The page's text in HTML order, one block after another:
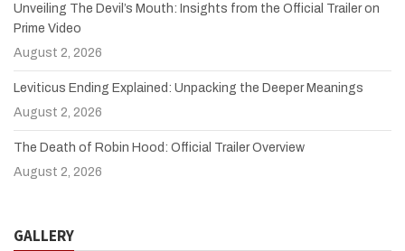
Unveiling The Devil’s Mouth: Insights from the Official Trailer on
Prime Video
August 2, 2026
Leviticus Ending Explained: Unpacking the Deeper Meanings
August 2, 2026
The Death of Robin Hood: Official Trailer Overview
August 2, 2026
GALLERY